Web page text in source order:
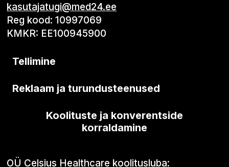
kasutajatugi@med24.ee
Reg kood: 10997069
KMKR: EE100945900
Tellimine
Reklaam ja turundusteenused
Koolituste ja konverentside
korraldamine
OÜ Celsius Healthcare koolitusluba: